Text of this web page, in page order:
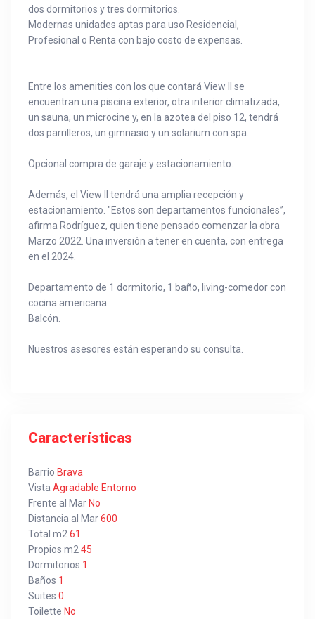
dos dormitorios y tres dormitorios.
Modernas unidades aptas para uso Residencial,
Profesional o Renta con bajo costo de expensas.
Entre los amenities con los que contará View II se
encuentran una piscina exterior, otra interior climatizada,
un sauna, un microcine y, en la azotea del piso 12, tendrá
dos parrilleros, un gimnasio y un solarium con spa.
Opcional compra de garaje y estacionamiento.
Además, el View II tendrá una amplia recepción y
estacionamiento. "Estos son departamentos funcionales”,
afirma Rodríguez, quien tiene pensado comenzar la obra
Marzo 2022. Una inversión a tener en cuenta, con entrega
en el 2024.
Departamento de 1 dormitorio, 1 baño, living-comedor con
cocina americana.
Balcón.
Nuestros asesores están esperando su consulta.
Características
Barrio Brava
Vista Agradable Entorno
Frente al Mar No
Distancia al Mar600
Total m2 61
Propios m2 45
Dormitorios 1
Baños 1
Suites 0
Toilette No